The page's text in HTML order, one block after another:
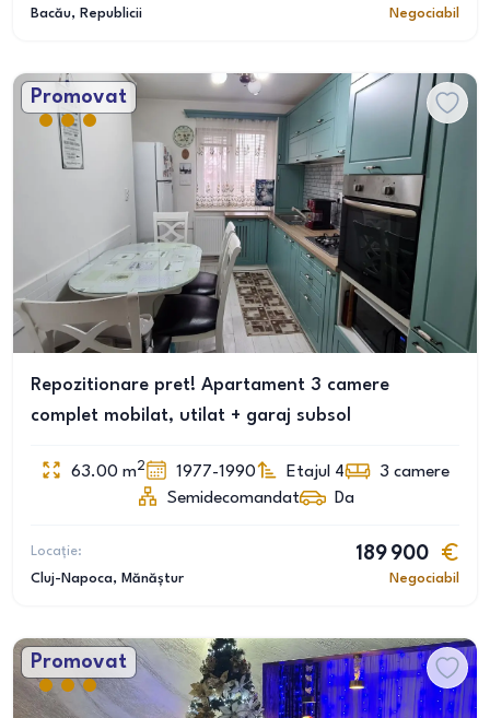
Bacău, Republicii Negociabil
Promovat
Repozitionare pret! Apartament 3 camere
complet mobilat, utilat + garaj subsol
63.00 m2 1977-1990 Etajul 4 3 camere
Semidecomandat
Da
Locație:
Cluj-Napoca, Mănăștur
189 900
Negociabil
Promovat